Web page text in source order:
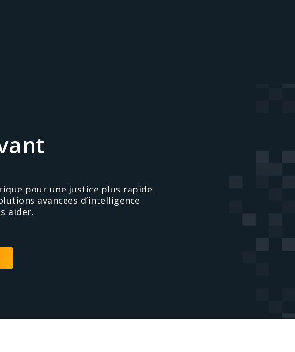
pour une justice plus rapide.
avancées d’intelligence
aider.